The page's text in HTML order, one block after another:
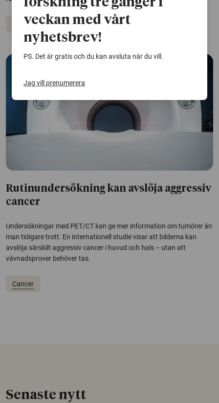
Cancer Övervikt
Rutinundersökning kan avslöja aggressiv
cancer
Undersökningar med PET/CT kan ge mer information om tumörer än
man tidigare trott. En internationell studie visar att bilderna kan
avslöja särskilt aggressiv cancer i huvud och hals – utan att
vävnadsprover behöver tas.
Cancer
Senaste nytt
forskning tre gånger i
veckan med vårt
nyhetsbrev!
PS. Det är gratis och du kan avsluta när du vill.
Jag vill prenumerera